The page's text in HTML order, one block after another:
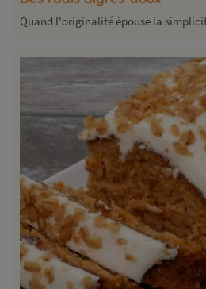
Quand l'originalité épouse la